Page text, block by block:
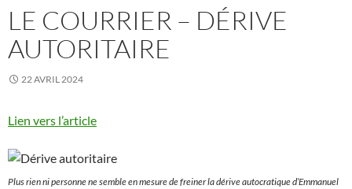
LE COURRIER – DÉRIVE
AUTORITAIRE
22 AVRIL 2024
Lien vers l’article
Plus rien ni personne ne semble en mesure de freiner la dérive autocratique d’Emmanuel